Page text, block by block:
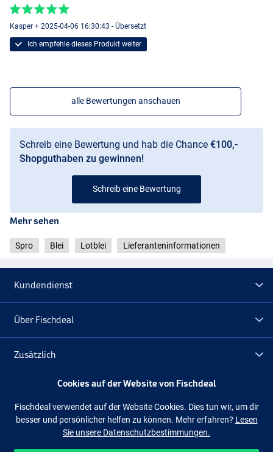
Kasper + 2025-04-06 16:30:43 - Übersetzt
Ich empfehle dieses Produkt weiter
alle Bewertungen anschauen
Schreib eine Bewertung und hab die Chance €100,-
Shopguthaben zu gewinnen!
Schreib eine Bewertung
Mehr sehen
Spro Blei Lotblei Lieferanteninformationen
Kundendienst
Über Fischdeal
Zusätzlich
Lagerräumung
Facebook
Cookies auf der Website von Fischdeal
Fischdeal verwendet auf der Website Cookies. Dies tun wir, um dir
besser und persönlicher helfen zu können. Mehr erfahren? Lesen
Sie unsere Datenschutzbestimmungen.